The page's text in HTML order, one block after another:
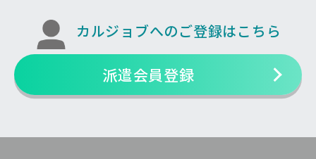
カルジョブへのご登録はこちら
派遣会員登録